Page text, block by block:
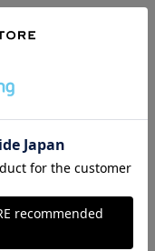
こちのよい素材です。
ストレッチなの
り。ひびきにくく、
標です
ません
。
料の一部として599円
す。
2回以上に分割させて
をご負担いただきま
だけません。
します。
・一部マタニティ商品
ッド(洗い替えパッド
よる返送料は「着払